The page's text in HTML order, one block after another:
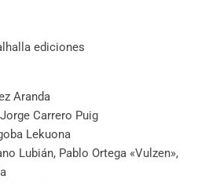
ediciones
Aranda
Carrero Puig
Lekuona
Lubián, Pablo Ortega «Vulzen»,